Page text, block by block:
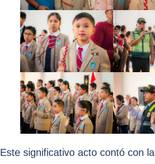
Este significativo acto contó con